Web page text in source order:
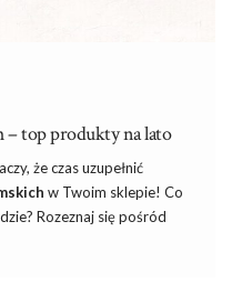
top produkty na lato
że czas uzupełnić
w Twoim sklepie! Co
Rozeznaj się pośród